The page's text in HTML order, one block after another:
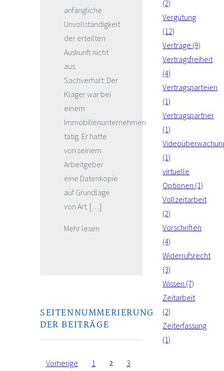
anfängliche
Unvollständigkeit
der erteilten
Auskunft nicht
aus.
Sachverhalt: Der
Kläger war bei
einem
Immobilienunternehmen
tätig. Er hatte
von seinem
Arbeitgeber
eine Datenkopie
auf Grundlage
von Art. […]
Mehr lesen
SEITENNUMMERIERUNG
DER BEITRÄGE
Vorherige 1 2
3
(2)
Vergütung
(12)
Verträge (9)
Vertragsfreiheit
(4)
Vertragsparteien
(1)
Vertragspartner
(1)
(1)
virtuelle
Optionen (1)
Vollzeitarbeit
(2)
Vorschriften
(4)
Widerrufsrecht
(3)
Wissen (7)
Zeitarbeit
(2)
Zeiterfassung
(1)